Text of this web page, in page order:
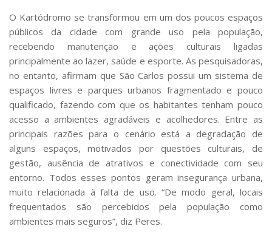
O Kartódromo se transformou em um dos poucos espaços
públicos da cidade com grande uso pela população,
recebendo manutenção e ações culturais ligadas
principalmente ao lazer, saúde e esporte. As pesquisadoras,
no entanto, afirmam que São Carlos possui um sistema de
espaços livres e parques urbanos fragmentado e pouco
qualificado, fazendo com que os habitantes tenham pouco
acesso a ambientes agradáveis e acolhedores. Entre as
principais razões para o cenário está a degradação de
alguns espaços, motivados por questões culturais, de
gestão, ausência de atrativos e conectividade com seu
entorno. Todos esses pontos geram insegurança urbana,
muito relacionada à falta de uso. “De modo geral, locais
frequentados são percebidos pela população como
ambientes mais seguros”, diz Peres.